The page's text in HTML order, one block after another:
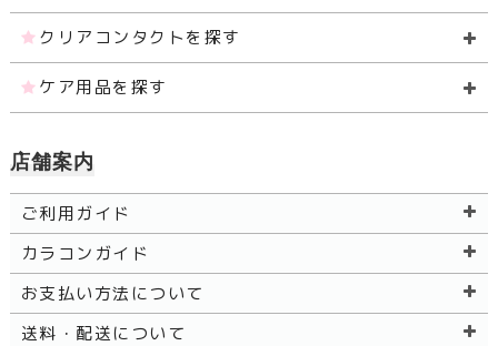
クリアコンタクトを探す
ケア用品を探す
店舗案内
ご利用ガイド
カラコンガイド
お支払い方法について
送料・配送について